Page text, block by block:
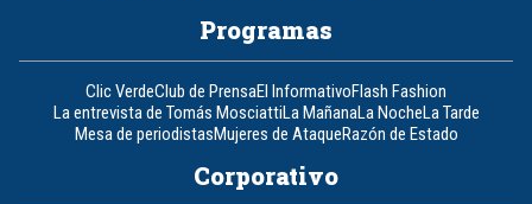
Programas
Clic VerdeClub de PrensaEl InformativoFlash Fashion
La entrevista de Tomás MosciattiLa MañanaLa NocheLa Tarde
Mesa de periodistasMujeres de AtaqueRazón de Estado
Corporativo